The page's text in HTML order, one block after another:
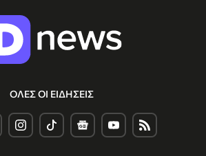
ΟΛΕΣ ΟΙ ΕΙΔΗΣΕΙΣ